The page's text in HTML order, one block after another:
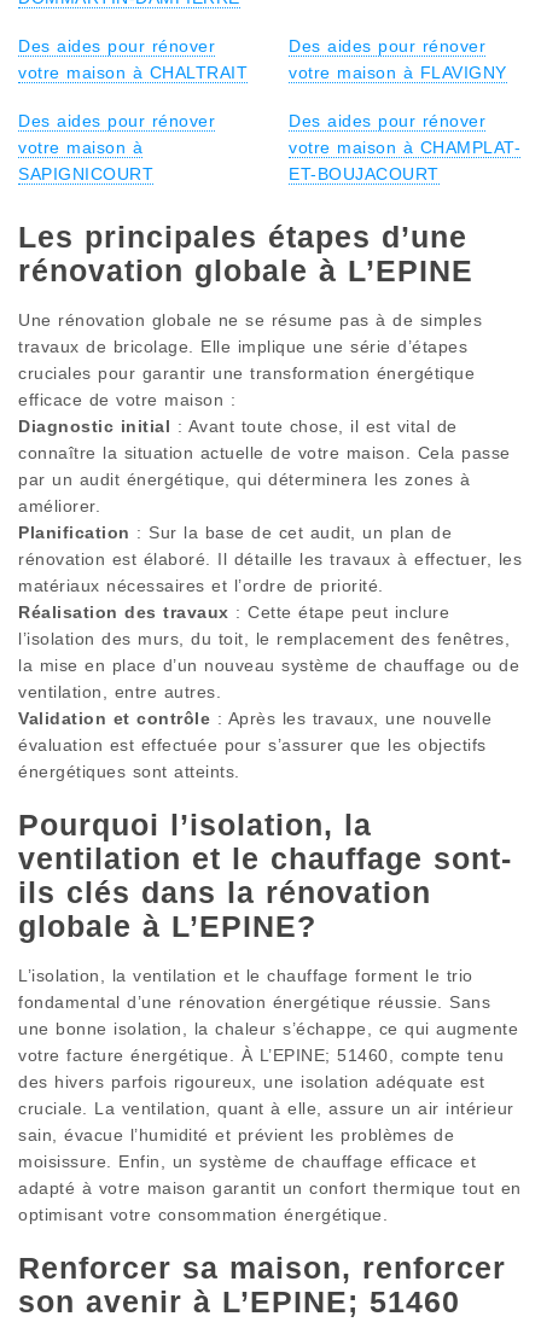
Des aides pour rénover
votre maison à CHALTRAIT
Des aides pour rénover
votre maison à FLAVIGNY
Des aides pour rénover
votre maison à
SAPIGNICOURT
Des aides pour rénover
votre maison à CHAMPLAT-
ET-BOUJACOURT
Les principales étapes d’une
rénovation globale à L’EPINE
Une rénovation globale ne se résume pas à de simples
travaux de bricolage. Elle implique une série d’étapes
cruciales pour garantir une transformation énergétique
efficace de votre maison :
Diagnostic initial : Avant toute chose, il est vital de
connaître la situation actuelle de votre maison. Cela passe
par un audit énergétique, qui déterminera les zones à
améliorer.
Planification : Sur la base de cet audit, un plan de
rénovation est élaboré. Il détaille les travaux à effectuer, les
matériaux nécessaires et l’ordre de priorité.
Réalisation des travaux : Cette étape peut inclure
l’isolation des murs, du toit, le remplacement des fenêtres,
la mise en place d’un nouveau système de chauffage ou de
ventilation, entre autres.
Validation et contrôle : Après les travaux, une nouvelle
évaluation est effectuée pour s’assurer que les objectifs
énergétiques sont atteints.
Pourquoi l’isolation, la
ventilation et le chauffage sont-
ils clés dans la rénovation
globale à L’EPINE?
L’isolation, la ventilation et le chauffage forment le trio
fondamental d’une rénovation énergétique réussie. Sans
une bonne isolation, la chaleur s’échappe, ce qui augmente
votre facture énergétique. À L’EPINE; 51460, compte tenu
des hivers parfois rigoureux, une isolation adéquate est
cruciale. La ventilation, quant à elle, assure un air intérieur
sain, évacue l’humidité et prévient les problèmes de
moisissure. Enfin, un système de chauffage efficace et
adapté à votre maison garantit un confort thermique tout en
optimisant votre consommation énergétique.
Renforcer sa maison, renforcer
son avenir à L’EPINE; 51460